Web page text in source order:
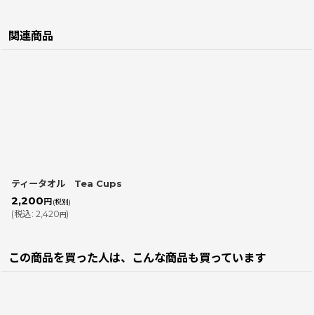
関連商品
ティータオル Tea Cups
2,200円(税別)
(税込: 2,420円)
この商品を買った人は、こんな商品も買っています